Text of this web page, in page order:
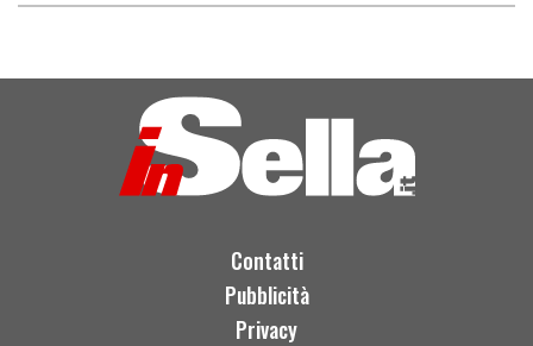
Contatti
Pubblicità
Privacy